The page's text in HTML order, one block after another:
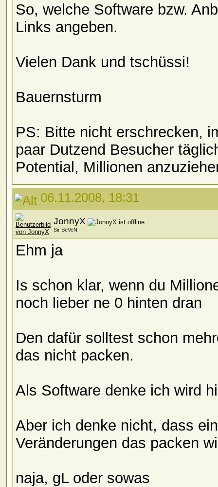
So, welche Software bzw.
Links angeben.
Vielen Dank und tschüssi!
Bauernsturm
PS: Bitte nicht erschrecken,
paar Dutzend Besucher
Potential, Millionen
06.11.2008, 18:31
JonnyX
Sir SeVeN
Ehm ja
Is schon klar, wenn du
noch lieber ne 0 hinten dran
Den dafür solltest schon
das nicht packen.
Als Software denke ich wird
Aber ich denke nicht, dass
Veränderungen das packen
naja, gL oder sowas